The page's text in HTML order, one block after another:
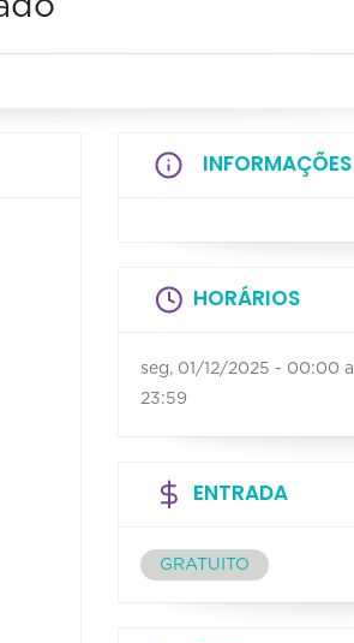
INFORMAÇÕES
HORÁRIOS
seg, 01/12/2025 - 00:00 a
23:59
ENTRADA
GRATUITO